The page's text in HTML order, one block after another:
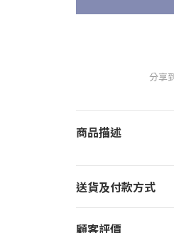
分享
商品描述
送貨及付款方式
顧客評價